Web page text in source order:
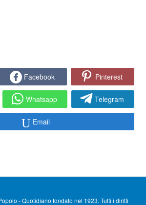
Facebook Pinterest
Whatsapp Telegram
Email
- Quotidiano fondato nel 1923. Tutti i diritti